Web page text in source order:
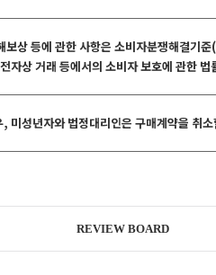
등에 관한 사항은 소비자분쟁해결기준
자상 거래 등에서의 소비자 보호에 관한 법
미성년자와 법정대리인은 구매계약을 취
REVIEW BOARD